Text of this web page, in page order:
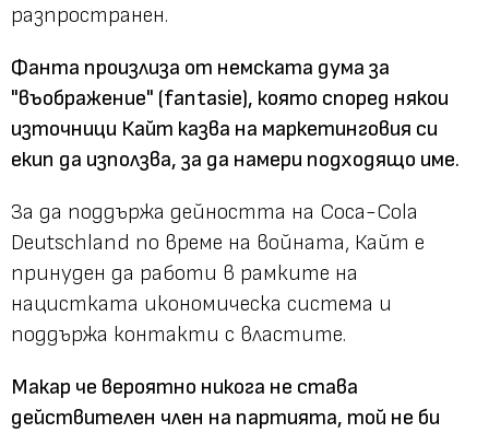
разпространен.
Фанта произлиза от немската дума за
"въображение" (fantasie), която според някои
източници Кайт казва на маркетинговия си
екип да използва, за да намери подходящо име.
За да поддържа дейността на Coca-Cola
Deutschland по време на войната, Кайт е
принуден да работи в рамките на
нацистката икономическа система и
поддържа контакти с властите.
Макар че вероятно никога не става
действителен член на партията, той не би